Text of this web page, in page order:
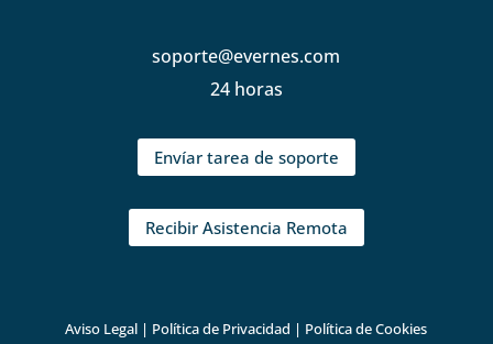
soporte@evernes.com
24 horas
Envíar tarea de soporte
Recibir Asistencia Remota
Aviso Legal | Política de Privacidad | Política de Cookies